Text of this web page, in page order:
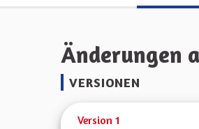
Änderungen
VERSIONEN
Version 1